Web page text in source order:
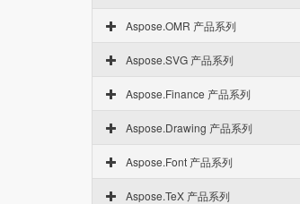
Aspose.OMR 产品系列
Aspose.SVG 产品系列
Aspose.Finance 产品系列
Aspose.Drawing 产品系列
Aspose.Font 产品系列
Aspose.TeX 产品系列